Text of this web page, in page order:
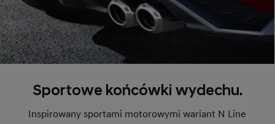
Sportowe końcówki wydechu.
Inspirowany sportami motorowymi wariant N Line